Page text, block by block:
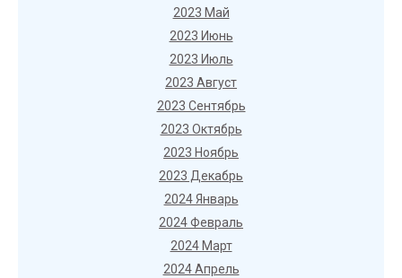
2023 Май
2023 Июнь
2023 Июль
2023 Август
2023 Сентябрь
2023 Октябрь
2023 Ноябрь
2023 Декабрь
2024 Январь
2024 Февраль
2024 Март
2024 Апрель